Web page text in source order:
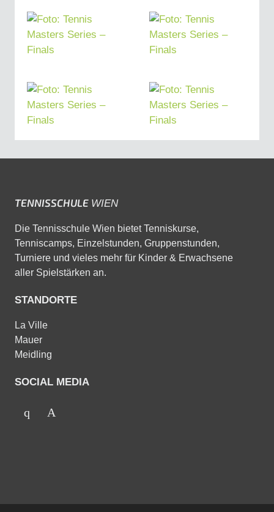
TENNISSCHULE WIEN
Die Tennisschule Wien bietet Tenniskurse,
Tenniscamps, Einzelstunden, Gruppenstunden,
Turniere und vieles mehr für Kinder & Erwachsene
aller Spielstärken an.
STANDORTE
La Ville
Mauer
Meidling
SOCIAL MEDIA